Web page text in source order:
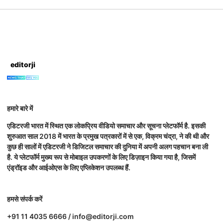
editorji
हमारे बारे में
एडिटरजी भारत में स्थित एक लोकप्रिय वीडियो समाचार और सूचना प्लेटफॉर्म है. इसकी
शुरुआत साल 2018 में भारत के प्रमुख पत्रकारों में से एक, विक्रम चंद्रा, ने की थी और
कुछ ही सालों में एडिटरजी ने डिजिटल समाचार की दुनिया में अपनी अलग पहचान बना ली
है. ये प्लेटफॉर्म मुख्य रूप से मोबाइल उपकरणों के लिए डिज़ाइन किया गया है, जिसमें
एंड्रॉइड और आईओएस के लिए एप्लिकेशन उपलब्ध हैं.
हमसे संपर्क करें
+91 11 4035 6666 / info@editorji.com